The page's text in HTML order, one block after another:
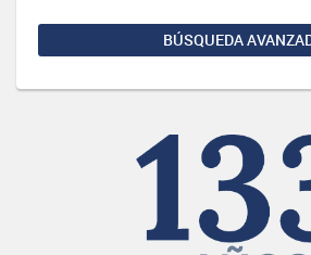
BÚSQUEDA